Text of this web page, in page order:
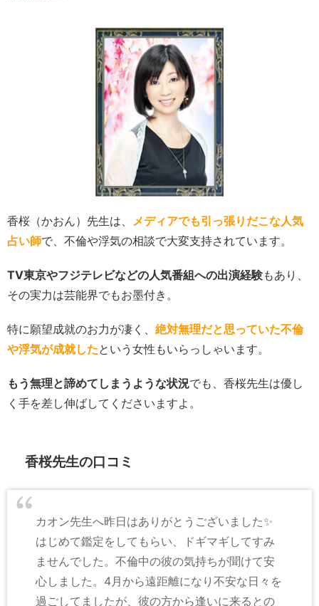
香桜（かおん）先生は、 メディアでも引っ張りだこな人気
占い師で、不倫や浮気の相談で大変支持されています。
TV東京やフジテレビなどの人気番組への出演経験もあり、
その実力は芸能界でもお墨付き。
特に願望成就のお力が凄く、 絶対無理だと思っていた不倫
や浮気が成就したという女性もいらっしゃいます。
もう無理と諦めてしまうような状況でも、香桜先生は優し
く手を差し伸ばしてくださいますよ。
香桜先生の口コミ
カオン先生へ昨日はありがとうございました✨
はじめて鑑定をしてもらい、ドギマギしてすみ
ませんでした。不倫中の彼の気持ちが聞けて安
心しました。4月から遠距離になり不安な日々を
過ごしてましたが、彼の方から逢いに来るとの